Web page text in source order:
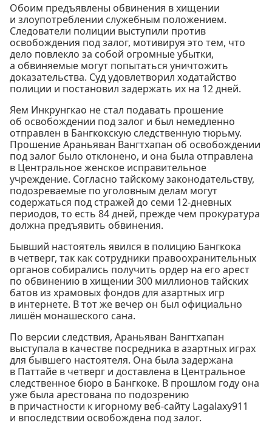
Обоим предъявлены обвинения в хищении
и злоупотреблении служебным положением.
Следователи полиции выступили против
освобождения под залог, мотивируя это тем, что
дело повлекло за собой огромные убытки,
а обвиняемые могут попытаться уничтожить
доказательства. Суд удовлетворил ходатайство
полиции и постановил задержать их на 12 дней.
Яем Инкрунгкао не стал подавать прошение
об освобождении под залог и был немедленно
отправлен в Бангкокскую следственную тюрьму.
Прошение Араньяван Вангтхапан об освобождении
под залог было отклонено, и она была отправлена
в Центральное женское исправительное
учреждение. Согласно тайскому законодательству,
подозреваемые по уголовным делам могут
содержаться под стражей до семи 12-дневных
периодов, то есть 84 дней, прежде чем прокуратура
должна предъявить обвинения.
Бывший настоятель явился в полицию Бангкока
в четверг, так как сотрудники правоохранительных
органов собирались получить ордер на его арест
по обвинению в хищении 300 миллионов тайских
батов из храмовых фондов для азартных игр
в интернете. В тот же вечер он был официально
лишён монашеского сана.
По версии следствия, Араньяван Вангтхапан
выступала в качестве посредника в азартных играх
для бывшего настоятеля. Она была задержана
в Паттайе в четверг и доставлена в Центральное
следственное бюро в Бангкоке. В прошлом году она
уже была арестована по подозрению
в причастности к игорному веб-сайту Lagalaxy911
и впоследствии освобождена под залог.